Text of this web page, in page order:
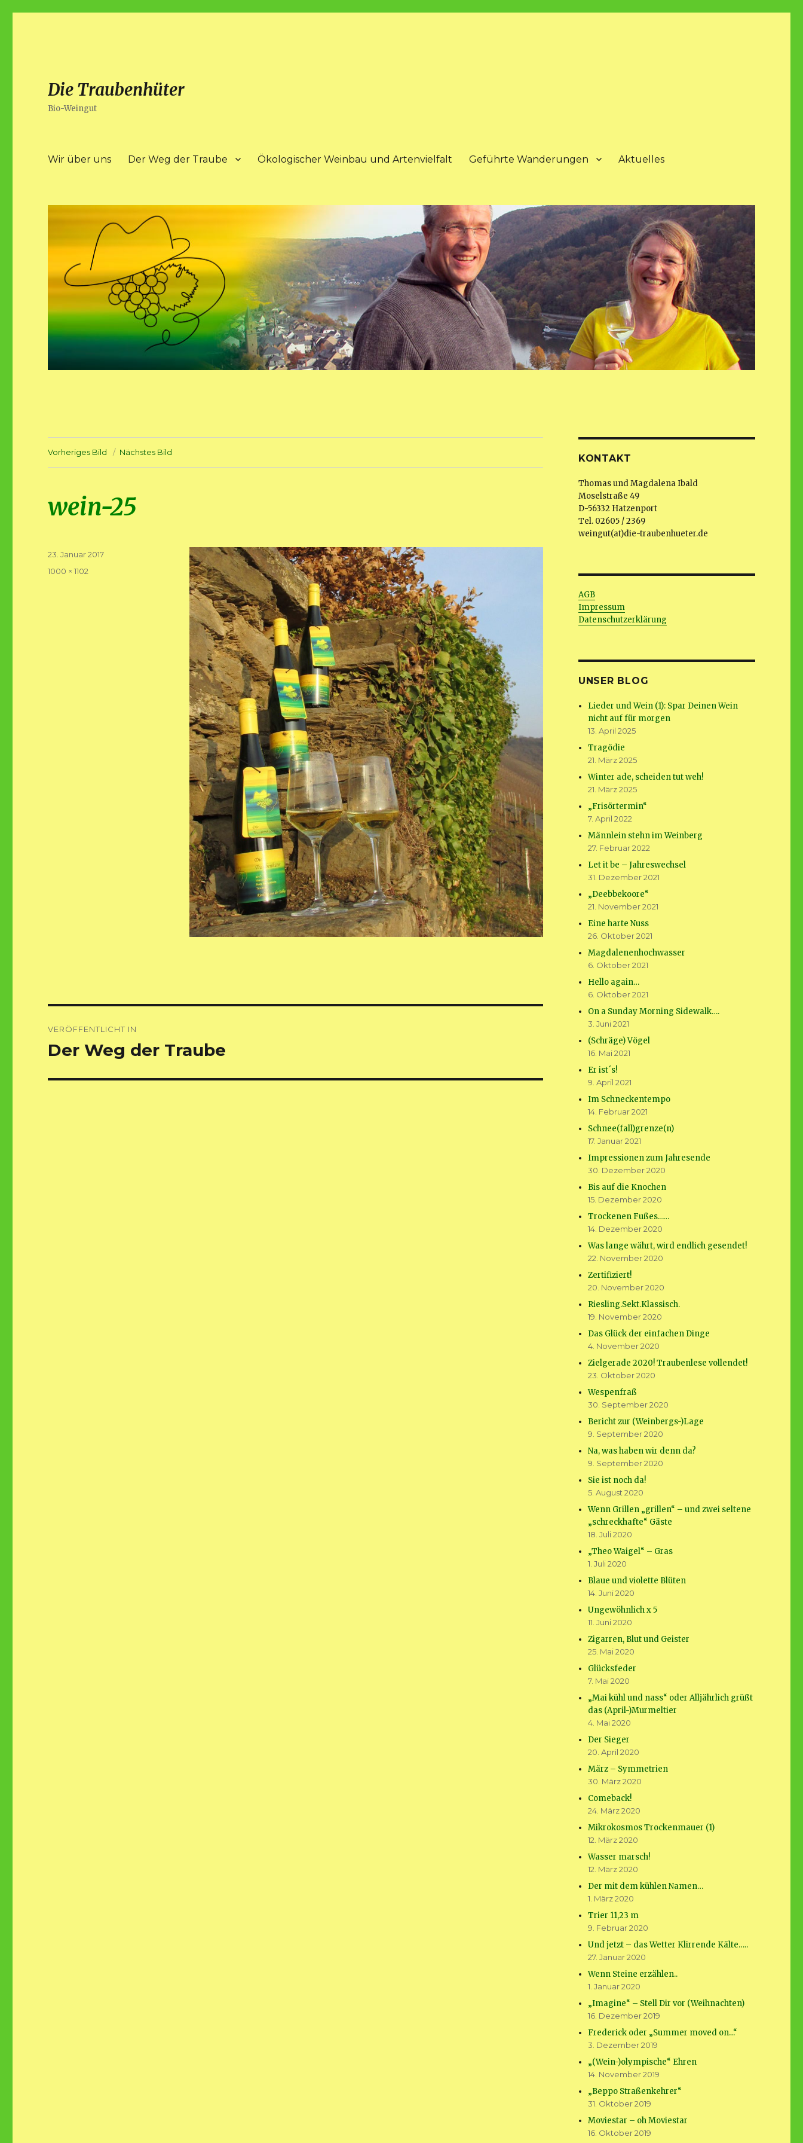
Die Traubenhüter
Bio-Weingut
Wir über uns Der Weg der Traube Ökologischer Weinbau und Artenvielfalt Geführte Wanderungen Aktuelles
Vorheriges Bild Nächstes Bild
wein-25
Veröffentlicht
23. Januar 2017
Volle
1000 × 1102
VERÖFFENTLICHT IN
Der Weg der Traube
KONTAKT
Thomas und Magdalena Ibald
Moselstraße 49
D-56332 Hatzenport
Tel. 02605 / 2369
weingut(at)die-traubenhueter.de
AGB
Impressum
Datenschutzerklärung
UNSER BLOG
Lieder und Wein (1): Spar Deinen Wein
nicht auf für morgen
13. April 2025
Tragödie
21. März 2025
Winter ade, scheiden tut weh!
21. März 2025
„Frisörtermin“
7. April 2022
Männlein stehn im Weinberg
27. Februar 2022
Let it be – Jahreswechsel
31. Dezember 2021
„Deebbekoore“
21. November 2021
Eine harte Nuss
26. Oktober 2021
Magdalenenhochwasser
6. Oktober 2021
Hello again…
6. Oktober 2021
On a Sunday Morning Sidewalk….
3. Juni 2021
(Schräge) Vögel
16. Mai 2021
Er ist´s!
9. April 2021
Im Schneckentempo
14. Februar 2021
Schnee(fall)grenze(n)
17. Januar 2021
Impressionen zum Jahresende
30. Dezember 2020
Bis auf die Knochen
15. Dezember 2020
Trockenen Fußes……
14. Dezember 2020
Was lange währt, wird endlich gesendet!
22. November 2020
Zertifiziert!
20. November 2020
Riesling.Sekt.Klassisch.
19. November 2020
Das Glück der einfachen Dinge
4. November 2020
Zielgerade 2020! Traubenlese vollendet!
23. Oktober 2020
Wespenfraß
30. September 2020
Bericht zur (Weinbergs-)Lage
9. September 2020
Na, was haben wir denn da?
9. September 2020
Sie ist noch da!
5. August 2020
Wenn Grillen „grillen“ – und zwei seltene
„schreckhafte“ Gäste
18. Juli 2020
„Theo Waigel“ – Gras
1. Juli 2020
Blaue und violette Blüten
14. Juni 2020
Ungewöhnlich x 5
11. Juni 2020
Zigarren, Blut und Geister
25. Mai 2020
Glücksfeder
7. Mai 2020
„Mai kühl und nass“ oder Alljährlich grüßt
das (April-)Murmeltier
4. Mai 2020
Der Sieger
20. April 2020
März – Symmetrien
30. März 2020
Comeback!
24. März 2020
Mikrokosmos Trockenmauer (1)
12. März 2020
Wasser marsch!
12. März 2020
Der mit dem kühlen Namen…
1. März 2020
Trier 11,23 m
9. Februar 2020
Und jetzt – das Wetter Klirrende Kälte…..
27. Januar 2020
Wenn Steine erzählen..
1. Januar 2020
„Imagine“ – Stell Dir vor (Weihnachten)
16. Dezember 2019
Frederick oder „Summer moved on…“
3. Dezember 2019
„(Wein-)olympische“ Ehren
14. November 2019
„Beppo Straßenkehrer“
31. Oktober 2019
Moviestar – oh Moviestar
16. Oktober 2019